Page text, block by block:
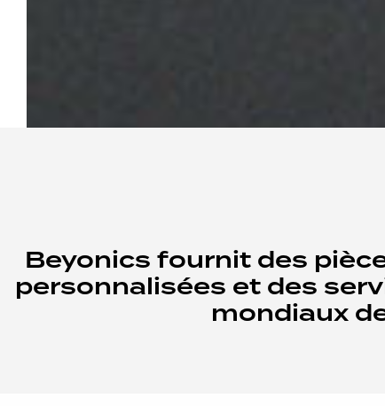
Beyonics fournit des
personnalisées et des
mondiaux